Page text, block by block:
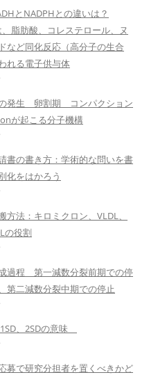
とNADPHとの違いは？
脂肪酸、コレステロール、ヌ
など同化反応（高分子の生合
れる電子供与体
発生 卵割期 コンパクション
が起こる分子機構
書の書き方：学術的な問いを書
化をはかろう
方法：キロミクロン、VLDL、
の役割
過程 第一減数分裂前期での停
第二減数分裂中期での停止
、2SDの意味
募で研究分担者を置くべきかど